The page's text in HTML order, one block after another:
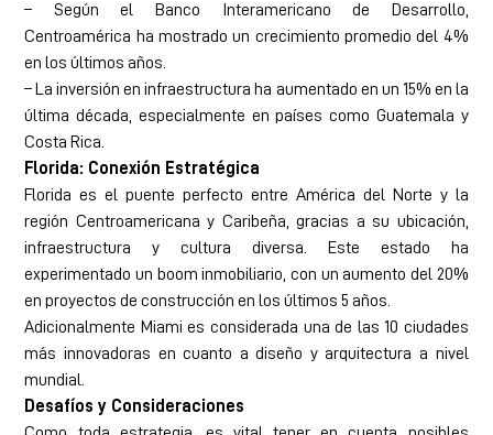
– Según el Banco Interamericano de Desarrollo,
Centroamérica ha mostrado un crecimiento promedio del 4%
en los últimos años.
– La inversión en infraestructura ha aumentado en un 15% en la
última década, especialmente en países como Guatemala y
Costa Rica.
Florida: Conexión Estratégica
Florida es el puente perfecto entre América del Norte y la
región Centroamericana y Caribeña, gracias a su ubicación,
infraestructura y cultura diversa. Este estado ha
experimentado un boom inmobiliario, con un aumento del 20%
en proyectos de construcción en los últimos 5 años.
Adicionalmente Miami es considerada una de las 10 ciudades
más innovadoras en cuanto a diseño y arquitectura a nivel
mundial.
Desafíos y Consideraciones